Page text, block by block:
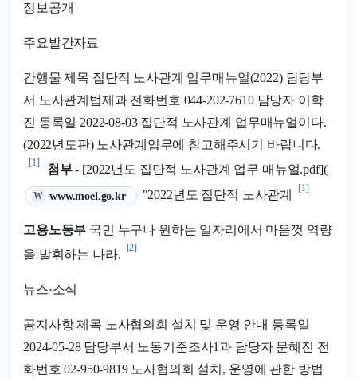
정보공개
주요발간자료
간행물 제목 집단적 노사관계 업무매뉴얼(2022) 담당부
서 노사관계법제과 전화번호 044-202-7610 담당자 이학
진 등록일 2022-08-03 집단적 노사관계 업무매뉴얼이다.
(2022년도판) 노사관계업무에 참고해주시기 바랍니다.
[1]
첨부- [2022년도 집단적 노사관계 업무 매뉴얼.pdf](
W www.moel.go.kr
(새 탭에서 열림) "2022년도 집단적 노사관계
[1]
고용노동부 국민 누구나 원하는 일자리에서 마음껏 역량
을 발휘하는 나라.
[2]
뉴스·소식
공지사항 제목 노사협의회 설치 및 운영 안내 등록일
2024-05-28 담당부서 노동기준조사1과 담당자 문혜진 전
화번호 02-950-9819 노사협의회 설치, 운영에 관한 방법